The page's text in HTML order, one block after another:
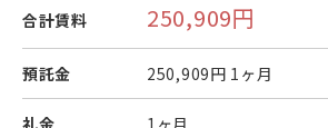
合計賃料 250,909円
預託金 250,909円 1ヶ月
礼金 1ヶ月